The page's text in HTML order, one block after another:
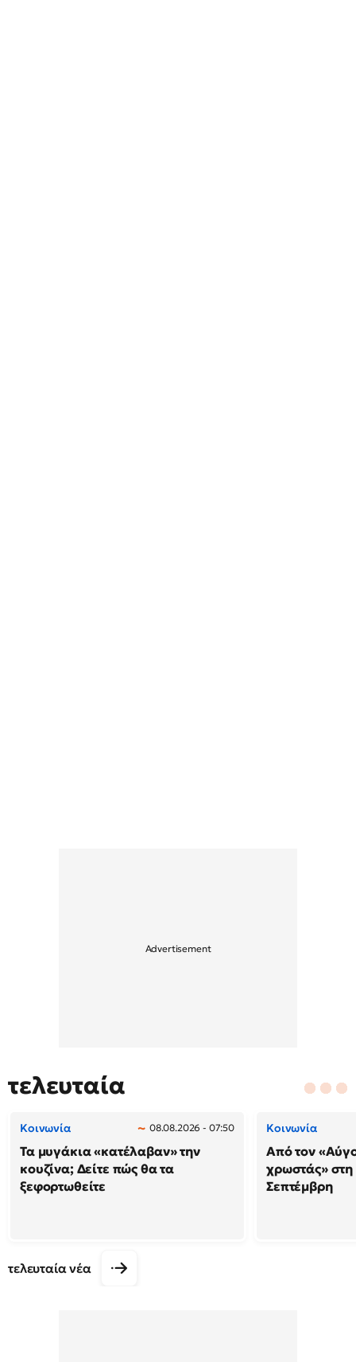
τελευταία
Κοινωνία 08.08.2026 - 07:50
Τα μυγάκια «κατέλαβαν» την
κουζίνα; Δείτε πώς θα τα
ξεφορτωθείτε
Κοινωνία
Από τον
χρωστάς»
Σεπτέμβρη
τελευταία νέα